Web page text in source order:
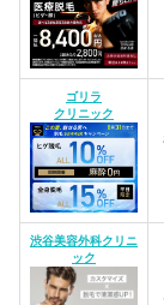
ゴリラ
クリニック
渋谷美容外科クリニ
ック